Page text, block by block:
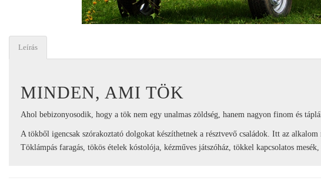
Leírás
MINDEN, AMI TÖK
Ahol bebizonyosodik, hogy a tök nem egy unalmas zöldség, hanem nagyon finom és
A tökből igencsak szórakoztató dolgokat készíthetnek a résztvevő családok. Itt az
Töklámpás faragás, tökös ételek kóstolója, kézműves játszóház, tökkel kapcsolatos